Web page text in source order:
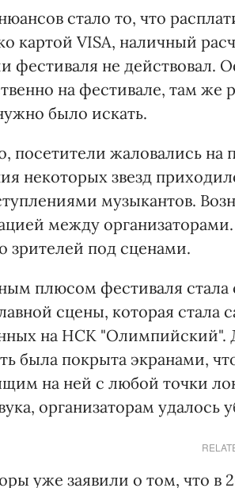
стало то, что
картой VISA, наличный
фестиваля не действовал.
на фестивале, там же
было искать.
посетители жаловались
некоторых звезд
музыкантов.
между
зрителей под сценами.
плюсом фестиваля стала
сцены, которая
на НСК "Олимпийский".
была покрыта экранами,
на ней с любой точки
организаторам удалось
уже заявили о том, что в